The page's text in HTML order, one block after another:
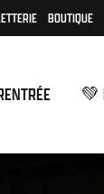
BOUTIQUE
💚